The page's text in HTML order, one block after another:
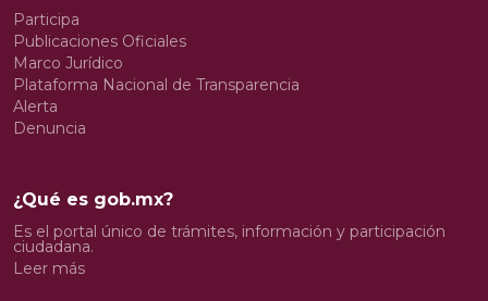
Participa
Publicaciones Oficiales
Marco Jurídico
Plataforma Nacional de Transparencia
Alerta
Denuncia
¿Qué es gob.mx?
Es el portal único de trámites, información y participación
ciudadana.
Leer más